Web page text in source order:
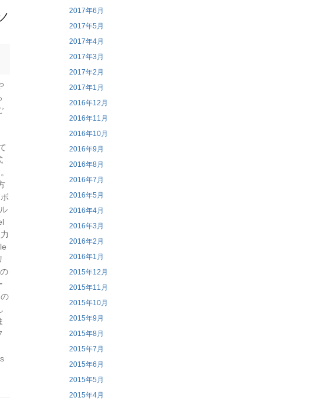
2017年6月
2017年5月
2017年4月
2017年3月
2017年2月
2017年1月
2016年12月
2016年11月
2016年10月
2016年9月
2016年8月
2016年7月
2016年5月
2016年4月
2016年3月
2016年2月
2016年1月
2015年12月
2015年11月
2015年10月
2015年9月
2015年8月
2015年7月
2015年6月
2015年5月
2015年4月